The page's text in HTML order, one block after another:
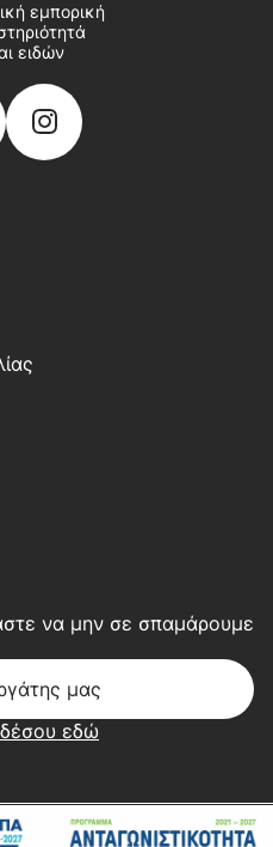
εμπορική
ειδών
να μην σε σπαμάρουμε
μας
εδώ